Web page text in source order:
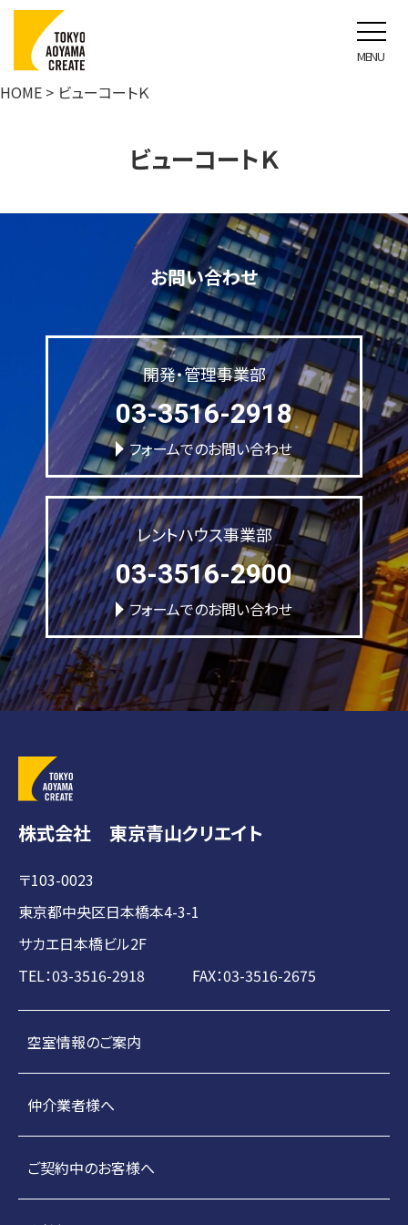
ビューコートＫ
HOME > ビューコートＫ
ビューコートＫ
お問い合わせ
開発・管理事業部
03-3516-2918
フォームでのお問い合わせ
レントハウス事業部
03-3516-2900
フォームでのお問い合わせ
株式会社 東京青山クリエイト
〒103-0023
東京都中央区日本橋本4-3-1
サカエ日本橋ビル2F
TEL：03-3516-2918 FAX：03-3516-2675
空室情報のご案内
仲介業者様へ
ご契約中のお客様へ